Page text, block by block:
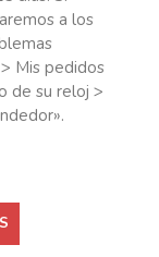
a los
Mis pedidos
de su reloj >